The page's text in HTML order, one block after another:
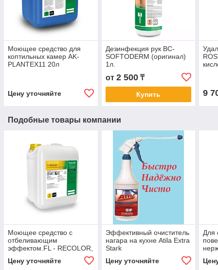
Моющее средство для
коптильных камер AK-
PLANTEX11 20л
Цену уточняйте
Дезинфекция рук BC-
SOFTODERM (оригинал)
1л.
от 2 500₸
Купить 9
Подобные товары компании
Моющее средство с
отбеливающим
эффектом.FL - RECOLOR,
Цену уточняйте
Эффективный очиститель
нагара на кухне Atila Extra
Stark
Цену уточняйте
Для